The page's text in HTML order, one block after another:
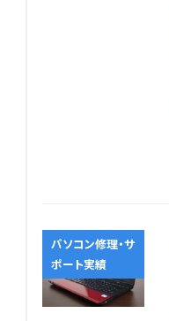
パソコン修理・サ
ポート実績